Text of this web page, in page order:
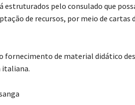
pelo consulado que
de recursos, por meio de cartas
de material didático
italiana.